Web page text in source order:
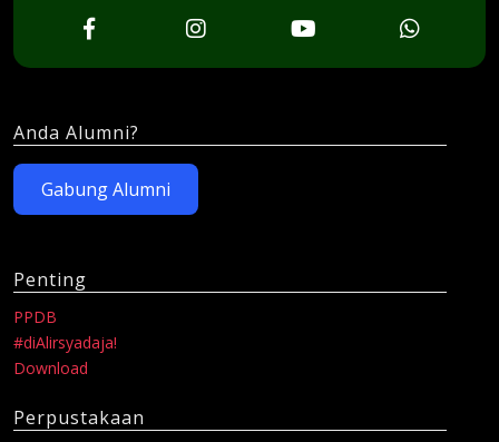
Anda Alumni?
Gabung Alumni
Penting
PPDB
#diAlirsyadaja!
Download
Perpustakaan